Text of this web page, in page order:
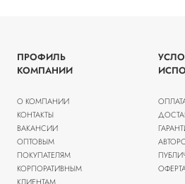
ПРОФИЛЬ
КОМПАНИИ
О КОМПАНИИ
КОНТАКТЫ
ВАКАНСИИ
ОПТОВЫМ
ПОКУПАТЕЛЯМ
КОРПОРАТИВНЫМ